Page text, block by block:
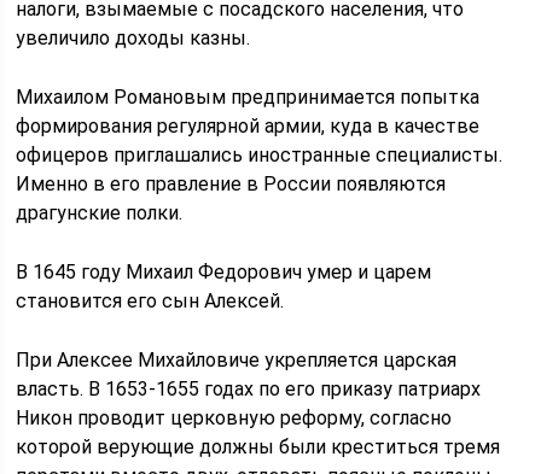
налоги, взымаемые с посадского населения, что
увеличило доходы казны.
Михаилом Романовым предпринимается попытка
формирования регулярной армии, куда в качестве
офицеров приглашались иностранные специалисты.
Именно в его правление в России появляются
драгунские полки.
В 1645 году Михаил Федорович умер и царем
становится его сын Алексей.
При Алексее Михайловиче укрепляется царская
власть. В 1653-1655 годах по его приказу патриарх
Никон проводит церковную реформу, согласно
которой верующие должны были креститься тремя